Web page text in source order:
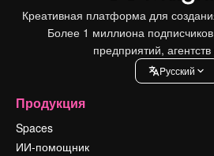
Креативная платформа для
Более 1 миллиона
предприятий,
Pусский
Продукция
Spaces
ИИ-помощник